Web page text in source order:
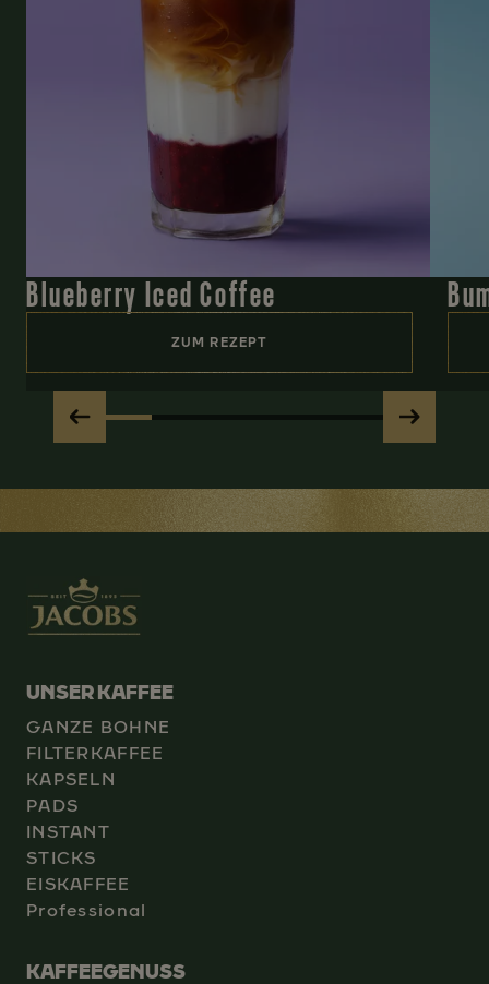
Blueberry Iced Coffee
ZUM REZEPT
UNSER KAFFEE
GANZE BOHNE
FILTERKAFFEE
KAPSELN
PADS
INSTANT
STICKS
EISKAFFEE
Professional
KAFFEEGENUSS